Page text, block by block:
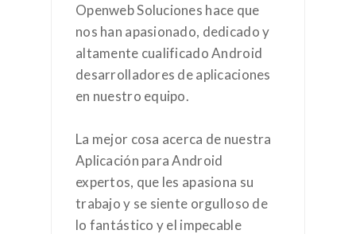
Openweb Soluciones hace que
nos han apasionado, dedicado y
altamente cualificado Android
desarrolladores de aplicaciones
en nuestro equipo.
La mejor cosa acerca de nuestra
Aplicación para Android
expertos, que les apasiona su
trabajo y se siente orgulloso de
lo fantástico y el impecable